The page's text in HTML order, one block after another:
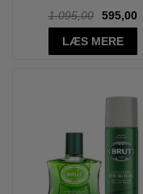
1.095,00
595,00
LÆS MERE